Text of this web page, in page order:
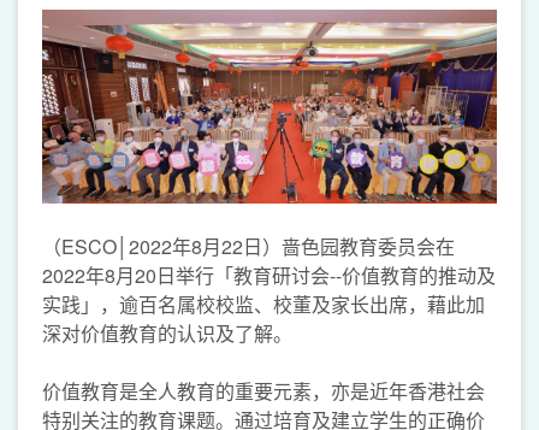
（ESCO│2022年8月22日）啬色园教育委员会在
2022年8月20日举行「教育研讨会--价值教育的推动及
实践」，逾百名属校校监、校董及家长出席，藉此加
深对价值教育的认识及了解。
价值教育是全人教育的重要元素，亦是近年香港社会
特别关注的教育课题。通过培育及建立学生的正确价